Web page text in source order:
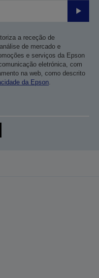
Enviar
a receção de
de mercado e
e serviços da Epson
eletrónica, com
na web, como descrito
da Epson.